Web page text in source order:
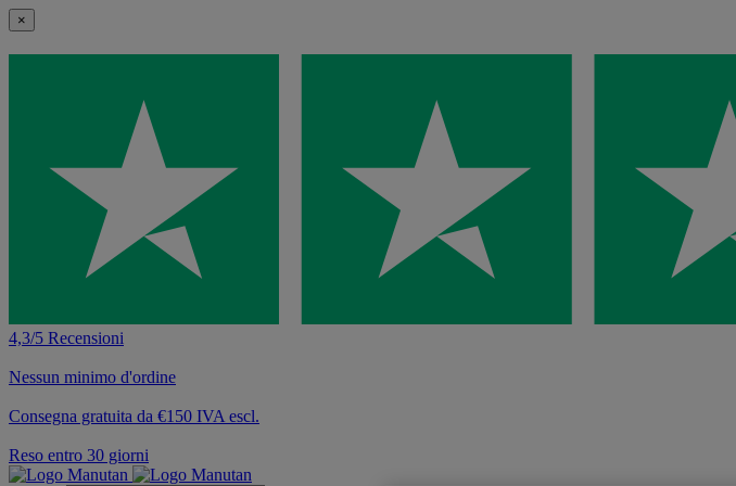
×
4,3/5 Recensioni
Nessun minimo d'ordine
Consegna gratuita da €150 IVA escl.
Reso entro 30 giorni